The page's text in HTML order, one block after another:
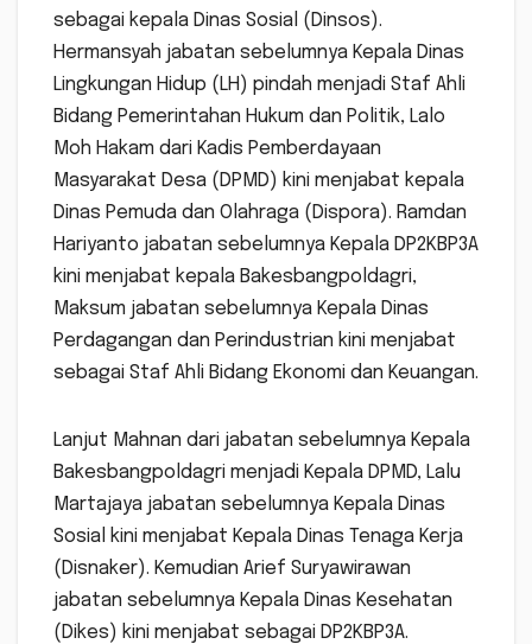
sebagai kepala Dinas Sosial (Dinsos).
Hermansyah jabatan sebelumnya Kepala Dinas
Lingkungan Hidup (LH) pindah menjadi Staf Ahli
Bidang Pemerintahan Hukum dan Politik, Lalo
Moh Hakam dari Kadis Pemberdayaan
Masyarakat Desa (DPMD) kini menjabat kepala
Dinas Pemuda dan Olahraga (Dispora). Ramdan
Hariyanto jabatan sebelumnya Kepala DP2KBP3A
kini menjabat kepala Bakesbangpoldagri,
Maksum jabatan sebelumnya Kepala Dinas
Perdagangan dan Perindustrian kini menjabat
sebagai Staf Ahli Bidang Ekonomi dan Keuangan.
Lanjut Mahnan dari jabatan sebelumnya Kepala
Bakesbangpoldagri menjadi Kepala DPMD, Lalu
Martajaya jabatan sebelumnya Kepala Dinas
Sosial kini menjabat Kepala Dinas Tenaga Kerja
(Disnaker). Kemudian Arief Suryawirawan
jabatan sebelumnya Kepala Dinas Kesehatan
(Dikes) kini menjabat sebagai DP2KBP3A.